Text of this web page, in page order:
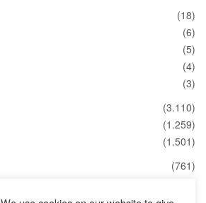
(18)
(6)
(5)
(4)
(3)
(3.110)
(1.259)
(1.501)
(761)
(347)